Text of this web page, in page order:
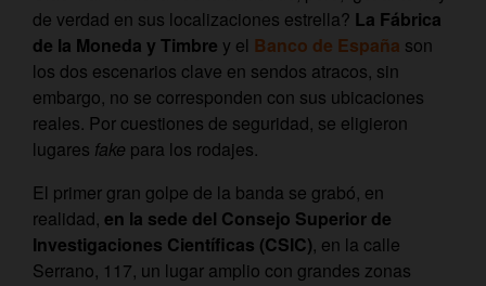
de verdad en sus localizaciones estrella? La Fábrica
de la Moneda y Timbre y el Banco de España son
los dos escenarios clave en sendos atracos, sin
embargo, no se corresponden con sus ubicaciones
reales. Por cuestiones de seguridad, se eligieron
lugares fake para los rodajes.
El primer gran golpe de la banda se grabó, en
realidad, en la sede del Consejo Superior de
Investigaciones Científicas (CSIC), en la calle
Serrano, 117, un lugar amplio con grandes zonas